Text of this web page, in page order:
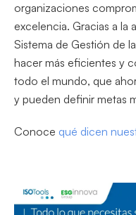
organizaciones
excelencia. Gracias a
Sistema de Gestión de
hacer más eficientes y
todo el mundo, que
y pueden definir metas
Conoce qué dicen